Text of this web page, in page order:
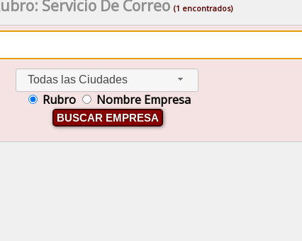
Servicio De Correo (1 encontrados)
Todas las Ciudades
Rubro Nombre Empresa
BUSCAR EMPRESA